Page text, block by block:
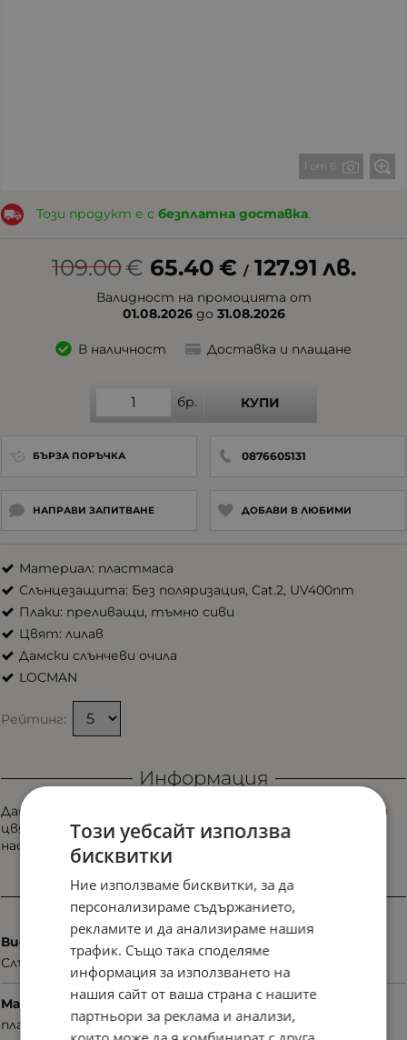
1 от 6
Този продукт е с безплатна доставка.
109.00€ 65.40 € / 127.91 лв.
Валидност на промоцията от
01.08.2026 до 31.08.2026
В наличност Доставка и плащане
бр. КУПИ
БЪРЗА ПОРЪЧКА 0876605131
НАПРАВИ ЗАПИТВАНЕ ДОБАВИ В ЛЮБИМИ
Материал: пластмаса
Слънцезащита: Без поляризация, Cat.2, UV400nm
Плаки: преливащи, тъмно сиви
Цвят: лилав
Дамски слънчеви очила
LOCMAN
Рейтинг:
Информация
Дамски слънчеви очила Locman LOCS 034 PUR с наситен
цвят и артистично излъчване. Модел, който добавя
настроение и индивидуалност.
Характеристики
Вид
Слънчеви
Материал
пластмаса
Този уебсайт използва
бисквитки
Ние използваме бисквитки, за да
персонализираме съдържанието,
рекламите и да анализираме нашия
трафик. Също така споделяме
информация за използването на
нашия сайт от ваша страна с нашите
партньори за реклама и анализи,